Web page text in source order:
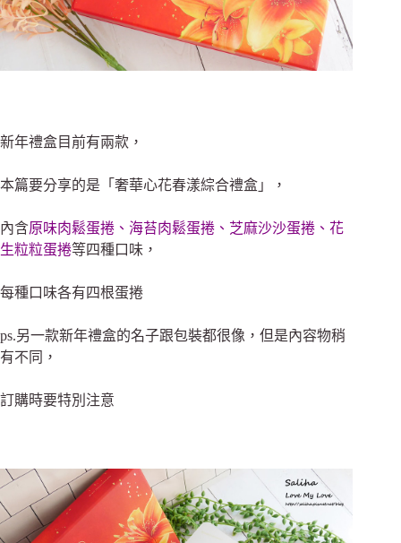
新年禮盒目前有兩款，
本篇要分享的是「奢華心花春漾綜合禮盒」，
內含原味肉鬆蛋捲、海苔肉鬆蛋捲、芝麻沙沙蛋捲、花
生粒粒蛋捲等四種口味，
每種口味各有四根蛋捲
ps.另一款新年禮盒的名子跟包裝都很像，但是內容物稍
有不同，
訂購時要特別注意